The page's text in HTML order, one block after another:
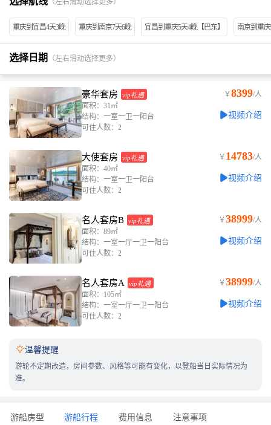
（左右滑动选择更多）
重庆到宜昌4天3晚 重庆到南京7天6晚 宜昌到重庆5天4晚【巴东】 南京到重
选择日期 （左右滑动选择更多）
豪华套房 vip礼遇
面积：31㎡
结构：一室一卫一阳台
可住人数：2
￥8399/人
视频介绍
大使套房 vip礼遇
面积：40㎡
结构：一室一卫一阳台
可住人数：2
￥ 14783/人
视频介绍
名人套房B vip礼遇
面积：89㎡
结构：一室一厅一卫一阳台
可住人数：2
￥38999/人
视频介绍
名人套房A vip礼遇
面积：105㎡
结构：一室一厅一卫一阳台
可住人数：2
￥38999/人
视频介绍
温馨提醒
游轮不定期改造，房间参数、风格等可能有变化，以登船当日实际情况为
准。
游船房型 游船行程 费用信息 注意事项